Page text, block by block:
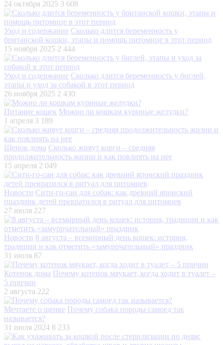
24 октября 2025 3 608
Уход и содержание Сколько длится беременность у
британской кошки, этапы и помощь питомице в этот период
15 ноября 2025 2 444
Уход и содержание Сколько длится беременность у биглей,
этапы и уход за собакой в этот период
26 ноября 2025 2 430
Питание кошек Можно ли кошкам куриные желудки?
1 апреля 3 189
Щенок дома Сколько живут корги – средняя
продолжительность жизни и как повлиять на нее
15 апреля 2 049
Новости Сити-го-сан для собак: как древний японский
праздник детей превратился в ритуал для питомцев
27 июля 227
Новости 8 августа – всемирный день кошек: история,
традиции и как отметить «замуррчательный» праздник
31 июля 87
Котенок дома Почему котенок мяукает, когда ходит в туалет –
5 причин
2 августа 222
Мечтаете о щенке Почему собака породы самоед так
называется?
31 июля 2024 8 233